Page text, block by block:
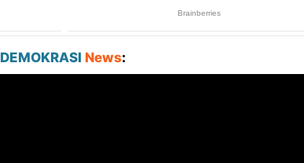
DEMOKRASI News: